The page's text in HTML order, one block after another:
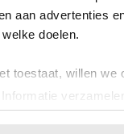
aan advertenties
doelen.
toestaat, willen we
Informatie
Uw apparaat
eiland
en het
beste vriendin,
Beate van
media deelt
de